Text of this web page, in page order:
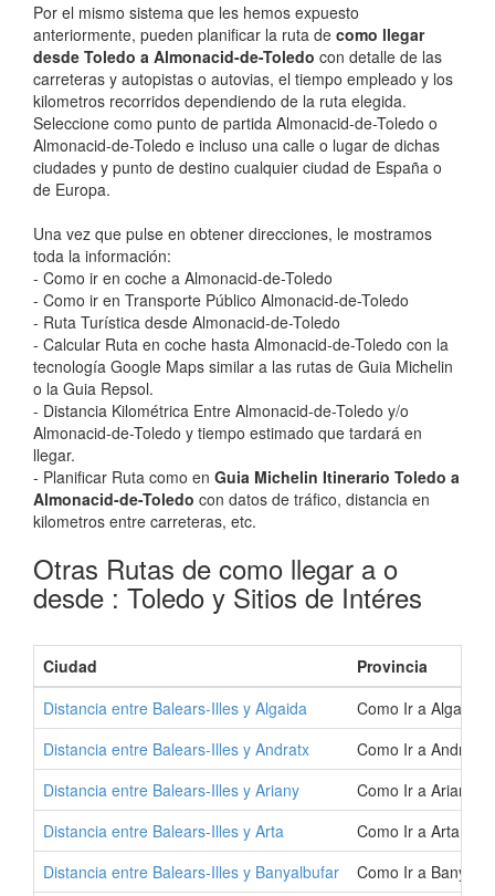
Por el mismo sistema que les hemos expuesto
anteriormente, pueden planificar la ruta de como llegar
desde Toledo a Almonacid-de-Toledo con detalle de las
carreteras y autopistas o autovias, el tiempo empleado y los
kilometros recorridos dependiendo de la ruta elegida.
Seleccione como punto de partida Almonacid-de-Toledo o
Almonacid-de-Toledo e incluso una calle o lugar de dichas
ciudades y punto de destino cualquier ciudad de España o
de Europa.
Una vez que pulse en obtener direcciones, le mostramos
toda la información:
- Como ir en coche a Almonacid-de-Toledo
- Como ir en Transporte Público Almonacid-de-Toledo
- Ruta Turística desde Almonacid-de-Toledo
- Calcular Ruta en coche hasta Almonacid-de-Toledo con la
tecnología Google Maps similar a las rutas de Guia Michelin
o la Guia Repsol.
- Distancia Kilométrica Entre Almonacid-de-Toledo y/o
Almonacid-de-Toledo y tiempo estimado que tardará en
llegar.
- Planificar Ruta como en Guia Michelin Itinerario Toledo a
Almonacid-de-Toledo con datos de tráfico, distancia en
kilometros entre carreteras, etc.
Otras Rutas de como llegar a o
desde : Toledo y Sitios de Intéres
Ciudad
Provincia
Distancia entre Balears-Illes y Algaida
Como Ir a Algaida
Distancia entre Balears-Illes y Andratx
Como Ir a Andratx
Distancia entre Balears-Illes y Ariany
Como Ir a Ariany |
Distancia entre Balears-Illes y Arta
Como Ir a Arta |
Distancia entre Balears-Illes y Banyalbufar
Como Ir a